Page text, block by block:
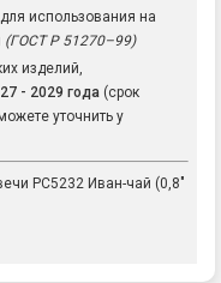
использования на
(ГОСТ Р 51270–99)
изделий,
- 2029 года (срок
уточнить у
РС5232 Иван-чай (0,8"